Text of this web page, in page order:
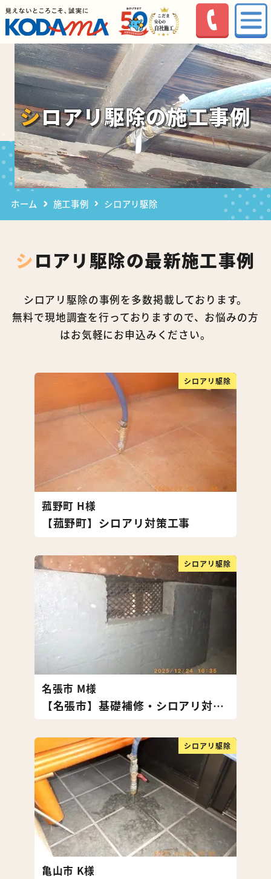
シロアリ駆除の施工事例
ホーム 施工事例 シロアリ駆除
シロアリ駆除の最新施工事例
シロアリ駆除の事例を多数掲載しております。
無料で現地調査を行っておりますので、お悩みの方
はお気軽にお申込みください。
シロアリ駆除
菰野町 H様
【菰野町】シロアリ対策工事
シロアリ駆除
名張市 M様
【名張市】基礎補修・シロアリ対策・湿気対策工事
シロアリ駆除
亀山市 K様